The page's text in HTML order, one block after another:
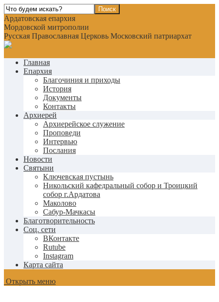
Ардатовская епархия
Мордовской митрополии
Русская Православная Церковь Московский патриархат
Главная
Епархия
Благочиния и приходы
История
Документы
Контакты
Архиерей
Архиерейское служение
Проповеди
Интервью
Послания
Новости
Святыни
Ключевская пустынь
Никольский кафедральный собор и Троицкий
собор г.Ардатова
Маколово
Сабур-Мачкасы
Благотворительность
Соц. сети
ВКонтакте
Rutube
Instagram
Карта сайта
Открыть меню